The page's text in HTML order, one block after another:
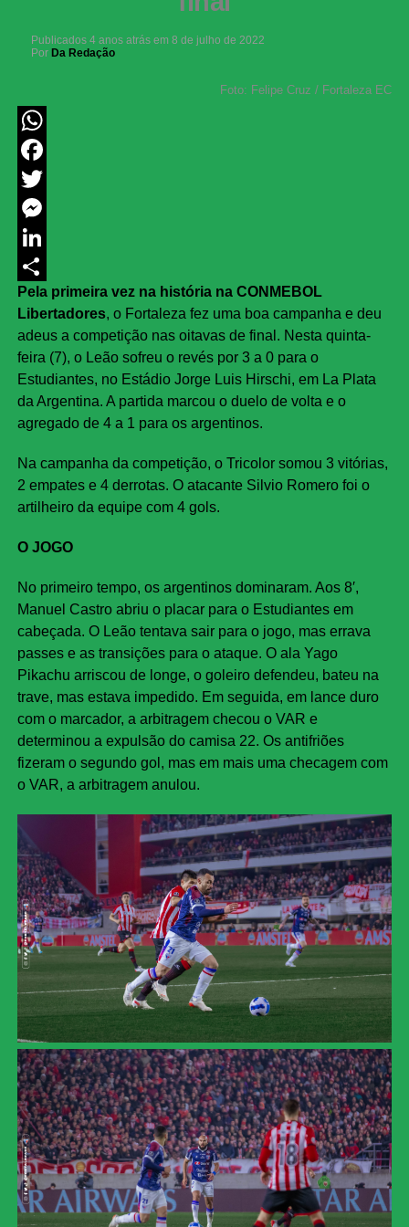
Publicados 4 anos atrás em 8 de julho de 2022
Por Da Redação
Foto: Felipe Cruz / Fortaleza EC
WhatsApp
Facebook
Twitter
Messenger
LinkedIn
Share
Pela primeira vez na história na CONMEBOL
Libertadores, o Fortaleza fez uma boa campanha e deu
adeus a competição nas oitavas de final. Nesta quinta-
feira (7), o Leão sofreu o revés por 3 a 0 para o
Estudiantes, no Estádio Jorge Luis Hirschi, em La Plata
da Argentina. A partida marcou o duelo de volta e o
agregado de 4 a 1 para os argentinos.
Na campanha da competição, o Tricolor somou 3 vitórias,
2 empates e 4 derrotas. O atacante Silvio Romero foi o
artilheiro da equipe com 4 gols.
O JOGO
No primeiro tempo, os argentinos dominaram. Aos 8′,
Manuel Castro abriu o placar para o Estudiantes em
cabeçada. O Leão tentava sair para o jogo, mas errava
passes e as transições para o ataque. O ala Yago
Pikachu arriscou de longe, o goleiro defendeu, bateu na
trave, mas estava impedido. Em seguida, em lance duro
com o marcador, a arbitragem checou o VAR e
determinou a expulsão do camisa 22. Os antifriões
fizeram o segundo gol, mas em mais uma checagem com
o VAR, a arbitragem anulou.